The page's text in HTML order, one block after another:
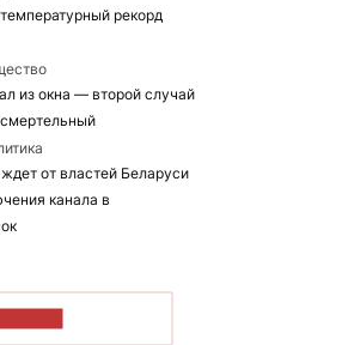
рекорд
из окна — второй случай
от властей Беларуси
канала в